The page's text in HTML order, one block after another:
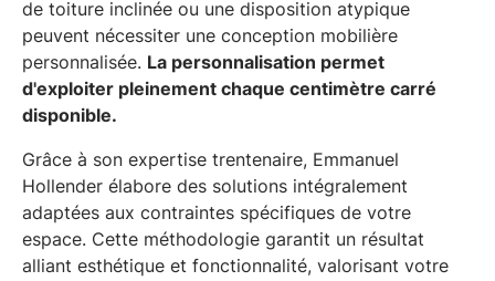
de toiture inclinée ou une disposition atypique
peuvent nécessiter une conception mobilière
personnalisée. La personnalisation permet
d'exploiter pleinement chaque centimètre carré
disponible.
Grâce à son expertise trentenaire, Emmanuel
Hollender élabore des solutions intégralement
adaptées aux contraintes spécifiques de votre
espace. Cette méthodologie garantit un résultat
alliant esthétique et fonctionnalité, valorisant votre